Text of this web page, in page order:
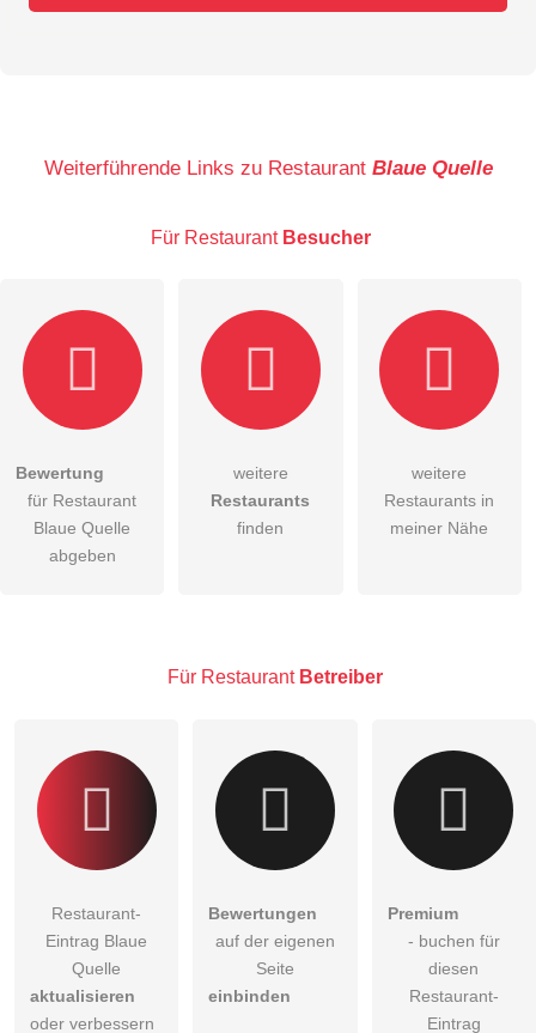
E-Mail-Adresse (wird nicht veröffentlicht)
Hiermit akzeptiere ich dieAGB
DieDatenschutzerklärung habe ich zur Kenntnis genommen.
Besucher sichtbar.
Weiterführende Links zu Restaurant Blaue Quelle
Für Restaurant Besucher
Bewertung
für Restaurant
Blaue Quelle
abgeben
weitere
Restaurants
finden
weitere
Restaurants in
meiner Nähe
Für Restaurant Betreiber
Restaurant-
Eintrag Blaue
Quelle
aktualisieren
oder verbessern
Bewertungen
auf der eigenen
Seite
einbinden
Premium
- buchen für
diesen
Restaurant-
Eintrag